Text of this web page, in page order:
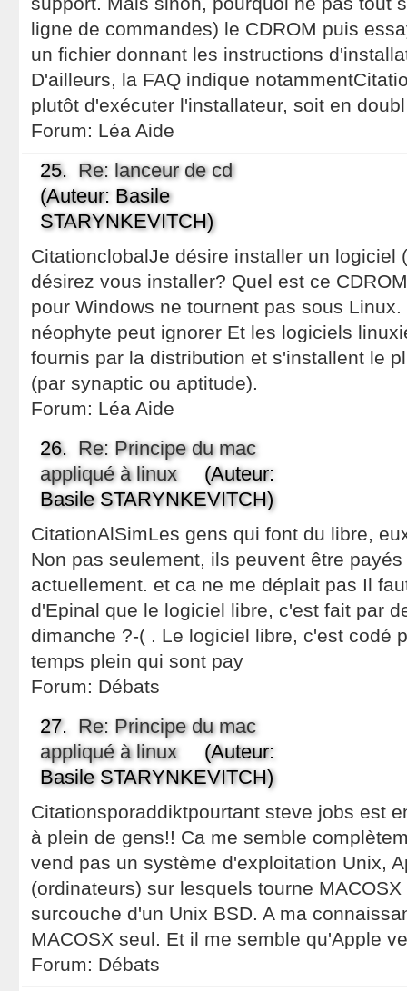
ligne de commandes) le CDROM puis
un fichier donnant les instructions
D'ailleurs, la FAQ indique
plutôt d'exécuter l'installateur, soit en doubl
Forum: Léa Aide
25. Re: lanceur de cd
(Auteur: Basile
STARYNKEVITCH)
CitationclobalJe désire installer un logiciel
désirez vous installer? Quel est ce
pour Windows ne tournent pas sous
néophyte peut ignorer Et les logiciels
fournis par la distribution et s'installent le
(par synaptic ou aptitude).
Forum: Léa Aide
26. Re: Principe du mac
appliqué à linux(Auteur:
Basile STARYNKEVITCH)
CitationAlSimLes gens qui font du libre,
Non pas seulement, ils peuvent être
actuellement. et ca ne me déplait pas Il
d'Epinal que le logiciel libre, c'est fait par
dimanche ?-( . Le logiciel libre, c'est codé
temps plein qui sont pay
Forum: Débats
27. Re: Principe du mac
appliqué à linux(Auteur:
Basile STARYNKEVITCH)
Citationsporaddiktpourtant steve jobs est
à plein de gens!! Ca me semble
vend pas un système d'exploitation Unix,
(ordinateurs) sur lesquels tourne
surcouche d'un Unix BSD. A ma
MACOSX seul. Et il me semble qu'Apple
Forum: Débats